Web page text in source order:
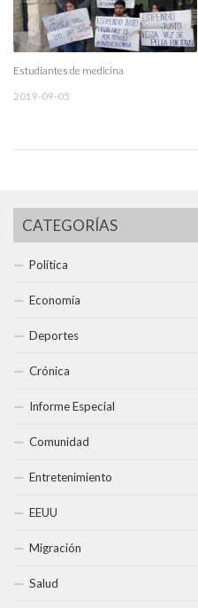
Estudiantes de medicina
2019-09-05
CATEGORÍAS
Política
Economía
Deportes
Crónica
Informe Especial
Comunidad
Entretenimiento
EEUU
Migración
Salud